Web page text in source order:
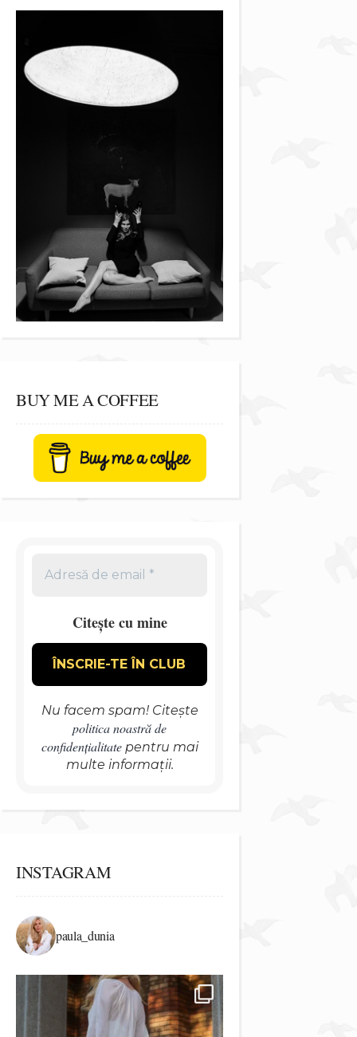
BUY ME A COFFEE
Citește cu mine
Nu facem spam! Citește
politica noastră de
confidențialitatepentru mai
multe informații.
INSTAGRAM
paula_dunia